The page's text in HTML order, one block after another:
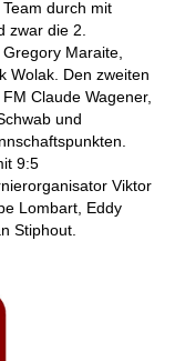
durch mit
zwar die 2.
Maraite,
Wolak. Den zweiten
Claude Wagener,
und
9:5
Viktor
Lombart, Eddy
Stiphout.